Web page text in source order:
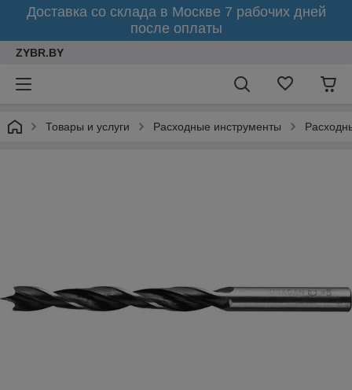
Доставка со склада в Москве 7 рабочих дней
после оплаты
ZYBR.BY
Товары и услуги Расходные инструменты